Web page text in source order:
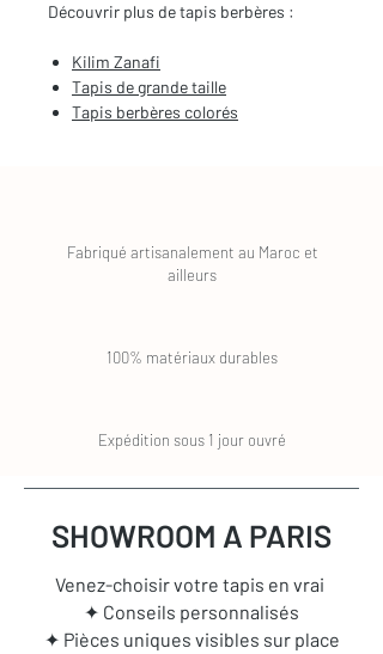
Découvrir plus de tapis berbères :
Kilim Zanafi
Tapis de grande taille
Tapis berbères colorés
Fabriqué artisanalement au Maroc et
ailleurs
100% matériaux durables
Expédition sous 1 jour ouvré
SHOWROOM A PARIS
Venez-choisir votre tapis en vrai
✦ Conseils personnalisés
✦ Pièces uniques visibles sur place